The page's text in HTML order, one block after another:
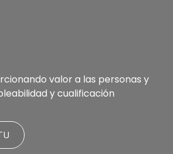
valor a las personas y
y cualificación